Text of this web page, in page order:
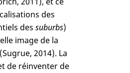
des
des suburbs)
image de la
2014). La
de réinventer de